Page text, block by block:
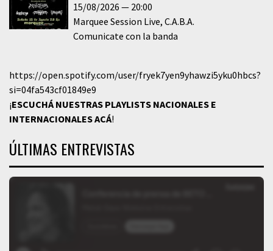
15/08/2026
20:00
Marquee Session Live C.A.B.A.
Comunicate con la banda
https://open.spotify.com/user/fryek7yen9yhawzi5yku0hbcs?
si=04fa543cf01849e9
¡ESCUCHÁ NUESTRAS PLAYLISTS NACIONALES E
INTERNACIONALESACÁ!
ÚLTIMAS ENTREVISTAS